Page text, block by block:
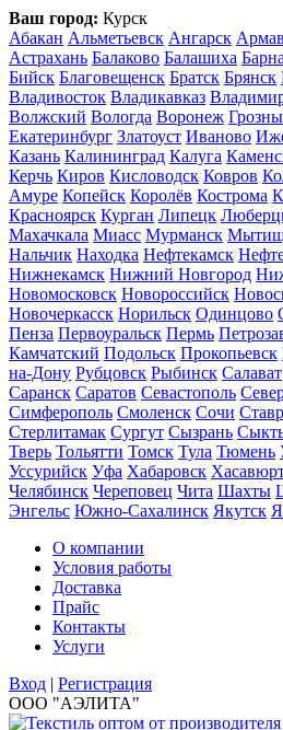
Ваш город: Курск
Абакан Альметьевск Ангарск
Астрахань Балаково Балашиха
Бийск Благовещенск Братск Брянск
Владивосток Владикавказ
Волжский Вологда Воронеж
Екатеринбург Златоуст Иваново
Казань Калининград Калуга
Керчь Киров Кисловодск Ковров
Амуре Копейск Королёв Кострома
Красноярск Курган Липецк
Махачкала Миасс Мурманск
Нальчик Находка Нефтекамск
Нижнекамск Нижний Новгород
Новомосковск Новороссийск
Новочеркасск Норильск Одинцово
Пенза Первоуральск Пермь
Камчатский Подольск Прокопьевск
на-Дону Рубцовск Рыбинск Салават
Саранск Саратов Севастополь
Симферополь Смоленск Сочи
Стерлитамак Сургут Сызрань
Тверь Тольятти Томск Тула Тюмень
Уссурийск Уфа Хабаровск
Челябинск Череповец Чита Шахты
Энгельс Южно-Сахалинск Якутск
О компании
Условия работы
Доставка
Прайс
Контакты
Услуги
Вход | Регистрация
ООО "АЭЛИТА"